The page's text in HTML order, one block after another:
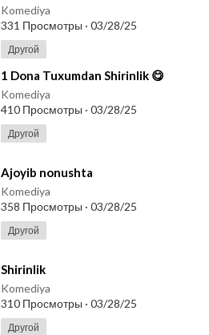
Komediya
331 Просмотры · 03/28/25
Другой
⁣1 Dona Tuxumdan Shirinlik 😋
Komediya
410 Просмотры · 03/28/25
Другой
⁣Ajoyib nonushta
Komediya
358 Просмотры · 03/28/25
Другой
⁣Shirinlik
Komediya
310 Просмотры · 03/28/25
Другой